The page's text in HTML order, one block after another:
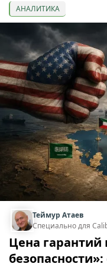
АНАЛИТИКА
Теймур Атаев
Специально для
Цена